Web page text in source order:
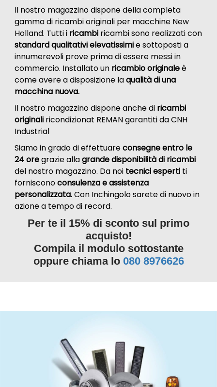
Il nostro magazzino dispone della completa
gamma di ricambi originali per macchine New
Holland. Tutti i ricambi ricambi sono realizzati con
standard qualitativi elevatissimie sottoposti a
innumerevoli prove prima di essere messi in
commercio. Installato un ricambio originaleè
come avere a disposizione laqualità di una
macchina nuova.
Il nostro magazzino dispone anche di ricambi
originali ricondizionat REMAN garantiti da CNH
Industrial
Siamo in grado di effettuareconsegne entro le
24 oregrazie allagrande disponibilità di ricambi
del nostro magazzino. Da noi tecnici esperti ti
fornisconoconsulenza e assistenza
personalizzata.Con Inchingolo sarete di nuovo in
azione a tempo di record.
Per te il 15% di sconto sul primo
acquisto!
Compila il modulo sottostante
oppure chiama lo 080 8976626